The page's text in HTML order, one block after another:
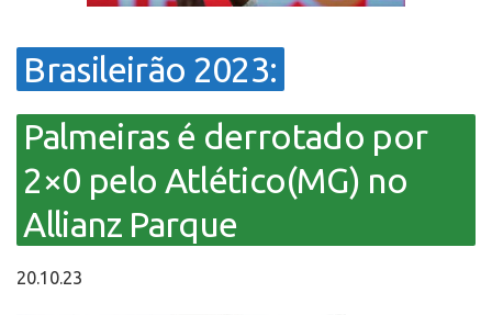
Brasileirão 2023:
Palmeiras é derrotado por
2×0 pelo Atlético(MG) no
Allianz Parque
20.10.23